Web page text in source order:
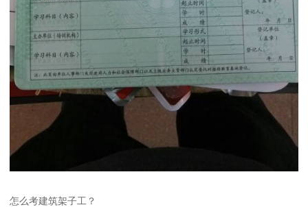
怎么考建筑架子工？